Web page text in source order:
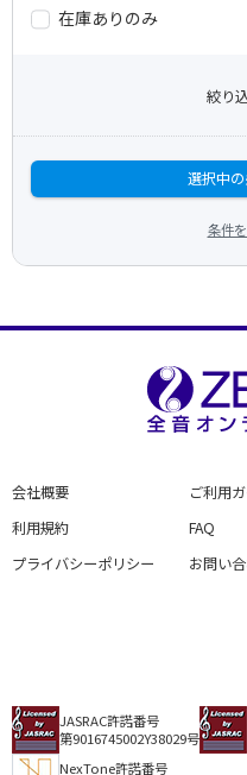
在庫ありのみ
絞り
選択中
条件
会社概要
利用規約
プライバシーポリシー
ご利用
FAQ
お問い
JASRAC許諾番号
第9016745002Y38029号
NexTone許諾番号